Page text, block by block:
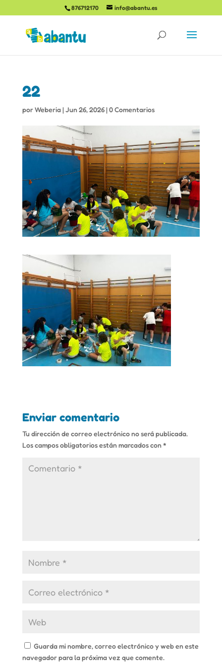
876712170 info@abantu.es
22
porWeberia|Jun 26, 2026|0 Comentarios
Enviar comentario
Tu dirección de correo electrónico no será publicada.
Los campos obligatorios están marcados con*
Guarda mi nombre, correo electrónico y web en este
navegador para la próxima vez que comente.